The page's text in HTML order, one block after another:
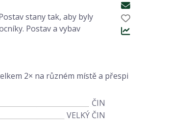
stany tak, aby byly
Postav a vybav
2× na různém místě a přespi
ČIN
VELKÝ ČIN